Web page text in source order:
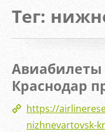
Тег:
Краснодар
https://
nizhnevartovsk-